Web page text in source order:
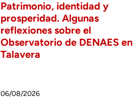
Patrimonio, identidad y
prosperidad. Algunas
reflexiones sobre el
Observatorio de DENAES en
Talavera
06/08/2026